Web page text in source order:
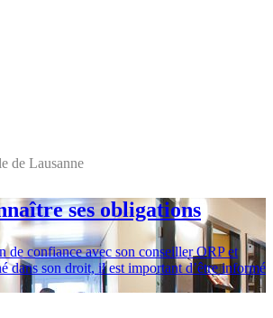
de Lausanne
ses obligations
de confiance avec son conseiller ORP et
dans son droit, il est important d’être informé